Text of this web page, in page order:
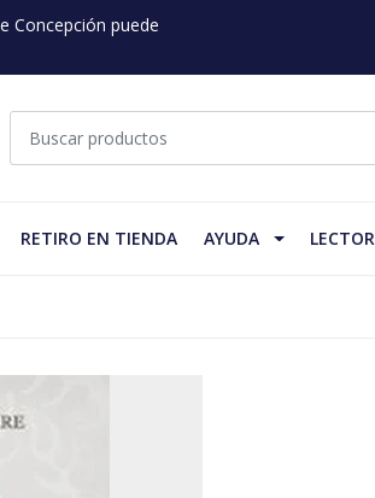
Concepción puede
RETIRO EN TIENDA AYUDA